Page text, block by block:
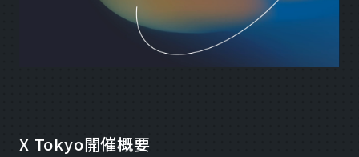
X Tokyo開催概要